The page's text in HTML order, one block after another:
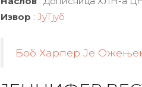
Извор : ЈуТјуб
Боб Харпер Је